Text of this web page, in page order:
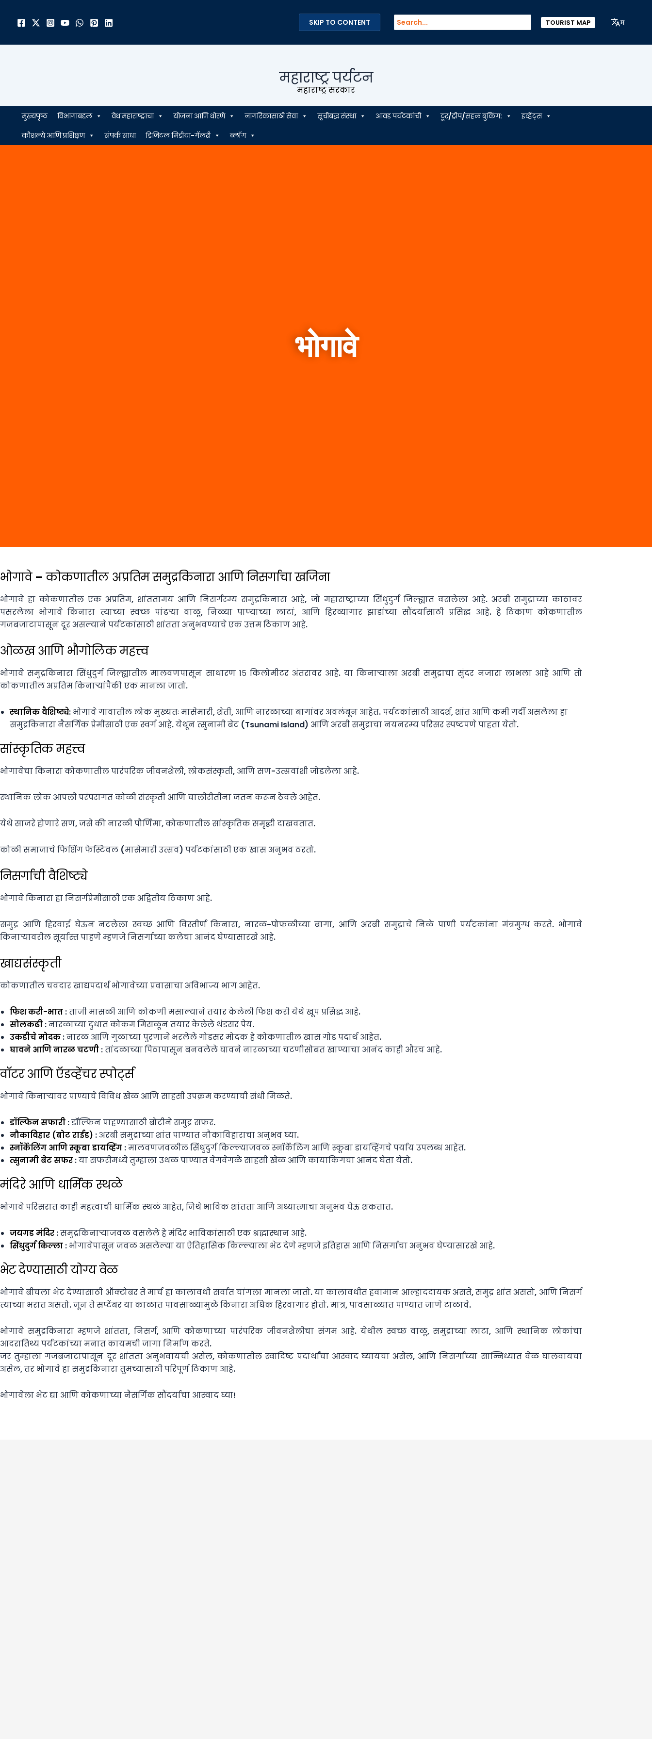
SKIP TO CONTENT
Search
for:
TOURIST MAP म
महाराष्ट्र पर्यटन
महाराष्ट्र सरकार
मुख्यपृष्ठ विभागाबद्दल वेध महाराष्ट्राचा योजना आणि धोरणे नागरिकांसाठी सेवा सूचीबद्ध संस्था आवड पर्यटकांची टूर/ट्रीप/सहल बुकिंग:
इव्हेंट्स
कौशल्ये आणि प्रशिक्षण
संपर्क साधा डिजिटल मिडीया-गॅलरी ब्लॉग
भोगावे
भोगावे – कोकणातील अप्रतिम समुद्रकिनारा आणि निसर्गाचा खजिना
भोगावे हा कोकणातील एक अप्रतिम, शांततामय आणि निसर्गरम्य समुद्रकिनारा आहे, जो महाराष्ट्राच्या सिंधुदुर्ग जिल्ह्यात वसलेला आहे. अरबी समुद्राच्या काठावर
पसरलेला भोगावे किनारा त्याच्या स्वच्छ पांढऱ्या वाळू, निळ्या पाण्याच्या लाटां, आणि हिरव्यागार झाडांच्या सौंदर्यासाठी प्रसिद्ध आहे. हे ठिकाण कोकणातील
गजबजाटापासून दूर असल्याने पर्यटकांसाठी शांतता अनुभवण्याचे एक उत्तम ठिकाण आहे.
ओळख आणि भौगोलिक महत्त्व
भोगावे समुद्रकिनारा सिंधुदुर्ग जिल्ह्यातील मालवणपासून साधारण १५ किलोमीटर अंतरावर आहे. या किनाऱ्याला अरबी समुद्राचा सुंदर नजारा लाभला आहे आणि तो
कोकणातील अप्रतिम किनाऱ्यांपैकी एक मानला जातो.
स्थानिक वैशिष्ट्ये: भोगावे गावातील लोक मुख्यतः मासेमारी, शेती, आणि नारळाच्या बागांवर अवलंबून आहेत. पर्यटकांसाठी आदर्श, शांत आणि कमी गर्दी असलेला हा
समुद्रकिनारा नैसर्गिक प्रेमींसाठी एक स्वर्ग आहे. येथून त्सुनामी बेट (Tsunami Island) आणि अरबी समुद्राचा नयनरम्य परिसर स्पष्टपणे पाहता येतो.
सांस्कृतिक महत्त्व
भोगावेचा किनारा कोकणातील पारंपरिक जीवनशैली, लोकसंस्कृती, आणि सण-उत्सवांशी जोडलेला आहे.
स्थानिक लोक आपली परंपरागत कोळी संस्कृती आणि चालीरीतींना जतन करून ठेवले आहेत.
येथे साजरे होणारे सण, जसे की नारळी पौर्णिमा, कोकणातील सांस्कृतिक समृद्धी दाखवतात.
कोळी समाजाचे फिशिंग फेस्टिवल (मासेमारी उत्सव) पर्यटकांसाठी एक खास अनुभव ठरतो.
निसर्गाची वैशिष्ट्ये
भोगावे किनारा हा निसर्गप्रेमींसाठी एक अद्वितीय ठिकाण आहे.
समुद्र आणि हिरवाई घेऊन नटलेला स्वच्छ आणि विस्तीर्ण किनारा, नारळ-पोफळीच्या बागा, आणि अरबी समुद्राचे निळे पाणी पर्यटकांना मंत्रमुग्ध करते. भोगावे
किनाऱ्यावरील सूर्यास्त पाहणे म्हणजे निसर्गाच्या कलेचा आनंद घेण्यासारखे आहे.
खाद्यसंस्कृती
कोकणातील चवदार खाद्यपदार्थ भोगावेच्या प्रवासाचा अविभाज्य भाग आहेत.
फिश करी-भात : ताजी मासळी आणि कोकणी मसाल्याने तयार केलेली फिश करी येथे खूप प्रसिद्ध आहे.
सोलकढी : नारळाच्या दुधात कोकम मिसळून तयार केलेले थंडसर पेय.
उकडीचे मोदक : नारळ आणि गुळाच्या पुरणाने भरलेले गोडसर मोदक हे कोकणातील खास गोड पदार्थ आहेत.
घावने आणि नारळ चटणी : तांदळाच्या पिठापासून बनवलेले घावने नारळाच्या चटणीसोबत खाण्याचा आनंद काही औरच आहे.
वॉटर आणि ऍडव्हेंचर स्पोर्ट्स
भोगावे किनाऱ्यावर पाण्याचे विविध खेळ आणि साहसी उपक्रम करण्याची संधी मिळते.
डॉल्फिन सफारी : डॉल्फिन पाहण्यासाठी बोटीने समुद्र सफर.
नौकाविहार (बोट राईड) : अरबी समुद्राच्या शांत पाण्यात नौकाविहाराचा अनुभव घ्या.
स्नॉर्केलिंग आणि स्कूबा डायव्हिंग : मालवणजवळील सिंधुदुर्ग किल्ल्याजवळ स्नॉर्केलिंग आणि स्कूबा डायव्हिंगचे पर्याय उपलब्ध आहेत.
त्सुनामी बेट सफर : या सफरीमध्ये तुम्हाला उथळ पाण्यात वेगवेगळे साहसी खेळ आणि कायाकिंगचा आनंद घेता येतो.
मंदिरे आणि धार्मिक स्थळे
भोगावे परिसरात काही महत्त्वाची धार्मिक स्थळं आहेत, जिथे भाविक शांतता आणि अध्यात्माचा अनुभव घेऊ शकतात.
जयगड मंदिर : समुद्रकिनाऱ्याजवळ वसलेले हे मंदिर भाविकांसाठी एक श्रद्धास्थान आहे.
सिंधुदुर्ग किल्ला : भोगावेपासून जवळ असलेल्या या ऐतिहासिक किल्ल्याला भेट देणे म्हणजे इतिहास आणि निसर्गाचा अनुभव घेण्यासारखे आहे.
भेट देण्यासाठी योग्य वेळ
भोगावे बीचला भेट देण्यासाठी ऑक्टोबर ते मार्च हा कालावधी सर्वात चांगला मानला जातो. या कालावधीत हवामान आल्हाददायक असते, समुद्र शांत असतो, आणि निसर्ग
त्याच्या भरात असतो. जून ते सप्टेंबर या काळात पावसाळ्यामुळे किनारा अधिक हिरवागार होतो. मात्र, पावसाळ्यात पाण्यात जाणे टाळावे.
भोगावे समुद्रकिनारा म्हणजे शांतता, निसर्ग, आणि कोकणाच्या पारंपरिक जीवनशैलीचा संगम आहे. येथील स्वच्छ वाळू, समुद्राच्या लाटा, आणि स्थानिक लोकांचा
आदरातिथ्य पर्यटकांच्या मनात कायमची जागा निर्माण करते.
जर तुम्हाला गजबजाटापासून दूर शांतता अनुभवायची असेल, कोकणातील स्वादिष्ट पदार्थांचा आस्वाद घ्यायचा असेल, आणि निसर्गाच्या सान्निध्यात वेळ घालवायचा
असेल, तर भोगावे हा समुद्रकिनारा तुमच्यासाठी परिपूर्ण ठिकाण आहे.
भोगावेला भेट द्या आणि कोकणाच्या नैसर्गिक सौंदर्याचा आस्वाद घ्या!